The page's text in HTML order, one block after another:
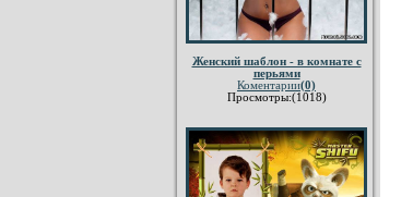
Женский шаблон - в комнате с
перьями
Коментарии(0)
Просмотры:(1018)